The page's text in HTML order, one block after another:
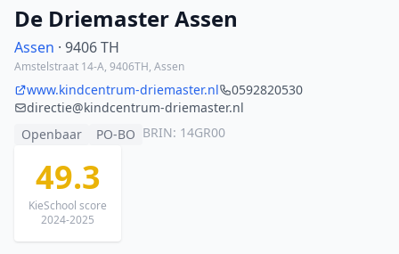
De Driemaster Assen
Assen · 9406 TH
Amstelstraat 14-A, 9406TH, Assen
www.kindcentrum-driemaster.nl
0592820530
directie@kindcentrum-driemaster.nl
Openbaar
PO-BO BRIN: 14GR00
49.3
KieSchool score
2024-2025